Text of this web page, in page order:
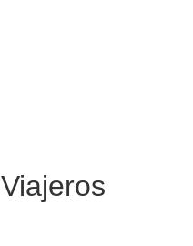
Viajeros